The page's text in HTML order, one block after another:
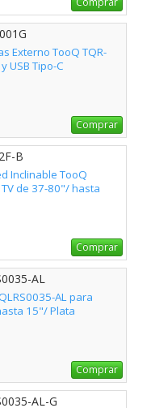
Externo TooQ TQR-
USB Tipo-C
Comprar
B
Inclinable TooQ
de 37-80"/ hasta
Comprar
AL
AL para
15"/ Plata
Comprar
AL-G